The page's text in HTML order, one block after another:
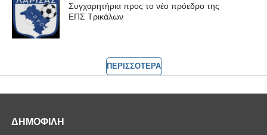
Συγχαρητήρια προς το νέο πρόεδρο της
ΕΠΣ Τρικάλων
ΠΕΡΙΣΣΟΤΕΡΑ
ΔΗΜΟΦΙΛΗ